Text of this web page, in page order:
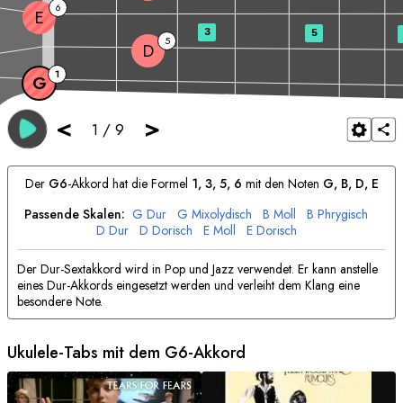
< 1 / 9 >
G 1
D 5
E 6
3 5
Der G6-Akkord hat die Formel 1, 3, 5, 6 mit den Noten G, B, D, E
Passende Skalen: G Dur G Mixolydisch B Moll B Phrygisch
D Dur D Dorisch E Moll E Dorisch
Der Dur-Sextakkord wird in Pop und Jazz verwendet. Er kann anstelle
eines Dur-Akkords eingesetzt werden und verleiht dem Klang eine
besondere Note.
Ukulele-Tabs mit dem G6-Akkord